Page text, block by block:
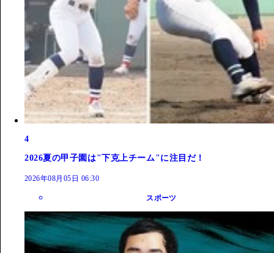
4
2026夏の甲子園は"下克上チーム"に注目だ！
2026年08月05日 06:30
スポーツ